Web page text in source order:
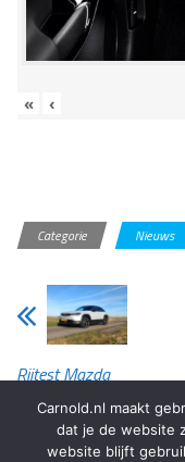
« ‹
Categorie Nieuws
Rijtest Mazda
Carnold.nl maakt
dat je de website
website blijft